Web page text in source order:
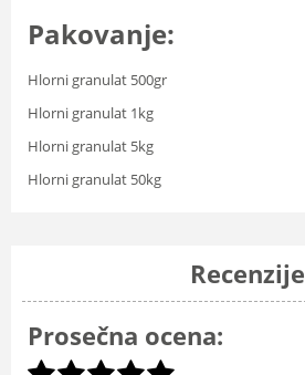
Pakovanje:
Hlorni granulat 500gr
Hlorni granulat 1kg
Hlorni granulat 5kg
Hlorni granulat 50kg
Recenzije
Prosečna ocena: